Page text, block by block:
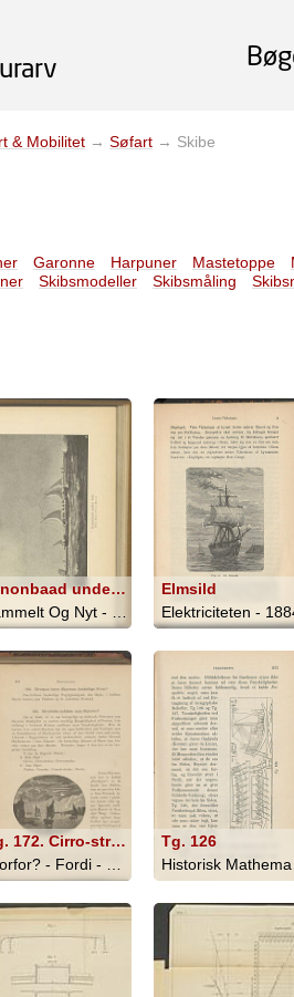
& Mobilitet → Søfart → Skibe
Garonne Harpuner Mastetoppe
Skibsmodeller Skibsmåling
Kanonbaad under Seil. (Efter Maleri af VILH. MELBY)
Elmsild
Elektriciteten -
Fig. 172. Cirro-stratus
Tg. 126